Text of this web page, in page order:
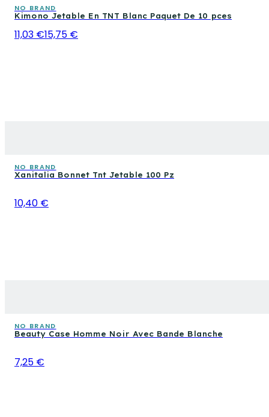
NO BRAND
Kimono Jetable En TNT Blanc Paquet De 10 pces
11,03 €15,75 €
NO BRAND
Xanitalia Bonnet Tnt Jetable 100 Pz
10,40 €
NO BRAND
Beauty Case Homme Noir Avec Bande Blanche
7,25 €